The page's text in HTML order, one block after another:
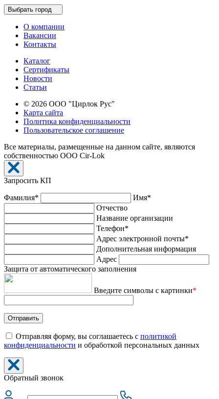
Выбрать город
О компании
Вакансии
Контакты
Каталог
Сертификаты
Новости
Cтатьи
© 2026 ООО "Цирлок Рус"
Карта сайта
Политика конфиденциальности
Пользовательское соглашение
Все материалы, размещенные на данном сайте, являются
собственностью ООО Cir-Lok
Запросить КП
Фамилия*
Имя*
Отчество
Название организации
Телефон*
Адрес электронной почты*
Дополнительная информация
Адрес
Защита от автоматического заполнения
Введите символы с картинки*
Отправляя форму, вы соглашаетесь с политикой
конфиденциальности и обработкой персональных данных
Обратный звонок